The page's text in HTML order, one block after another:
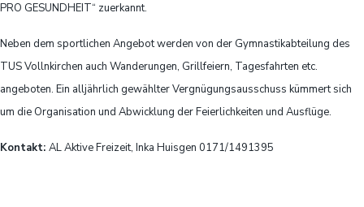
PRO GESUNDHEIT“ zuerkannt.
Neben dem sportlichen Angebot werden von der Gymnastikabteilung des
TUS Vollnkirchen auch Wanderungen, Grillfeiern, Tagesfahrten etc.
angeboten. Ein alljährlich gewählter Vergnügungsausschuss kümmert sich
um die Organisation und Abwicklung der Feierlichkeiten und Ausflüge.
Kontakt: AL Aktive Freizeit, Inka Huisgen 0171/1491395